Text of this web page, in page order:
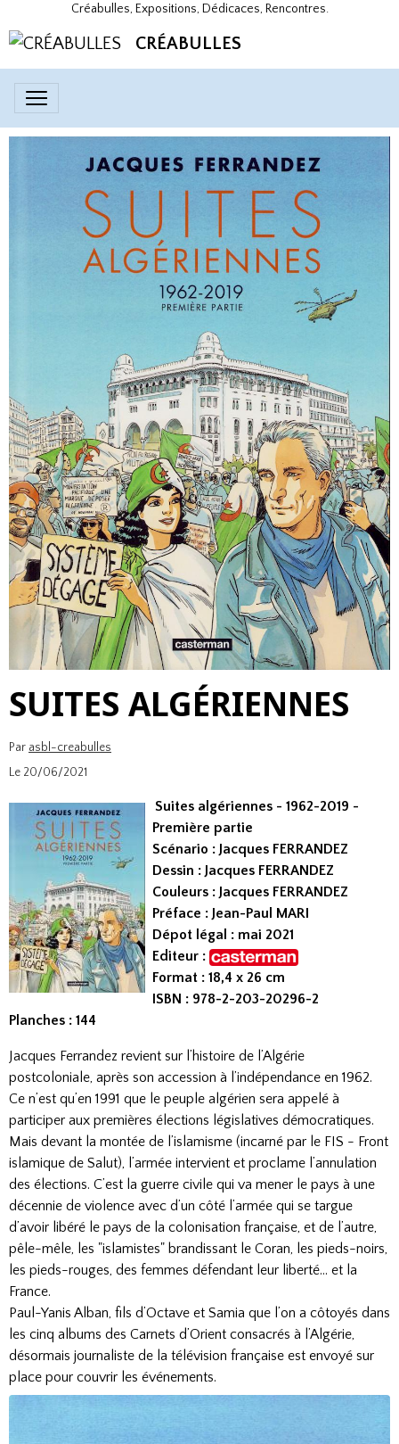
Créabulles, Expositions, Dédicaces, Rencontres.
CRÉABULLES
SUITES ALGÉRIENNES
Par asbl-creabulles
Le 20/06/2021
Suites algériennes - 1962-2019 -
Première partie
Scénario : Jacques FERRANDEZ
Dessin : Jacques FERRANDEZ
Couleurs : Jacques FERRANDEZ
Préface : Jean-Paul MARI
Dépot légal : mai 2021
Editeur :
Format : 18,4 x 26 cm
ISBN : 978-2-203-20296-2
Planches : 144
Jacques Ferrandez revient sur l’histoire de l’Algérie
postcoloniale, après son accession à l’indépendance en 1962.
Ce n’est qu’en 1991 que le peuple algérien sera appelé à
participer aux premières élections législatives démocratiques.
Mais devant la montée de l’islamisme (incarné par le FIS - Front
islamique de Salut), l’armée intervient et proclame l’annulation
des élections. C’est la guerre civile qui va mener le pays à une
décennie de violence avec d’un côté l’armée qui se targue
d’avoir libéré le pays de la colonisation française, et de l’autre,
pêle-mêle, les "islamistes" brandissant le Coran, les pieds-noirs,
les pieds-rouges, des femmes défendant leur liberté… et la
France.
Paul-Yanis Alban, fils d’Octave et Samia que l’on a côtoyés dans
les cinq albums des Carnets d’Orient consacrés à l’Algérie,
désormais journaliste de la télévision française est envoyé sur
place pour couvrir les événements.